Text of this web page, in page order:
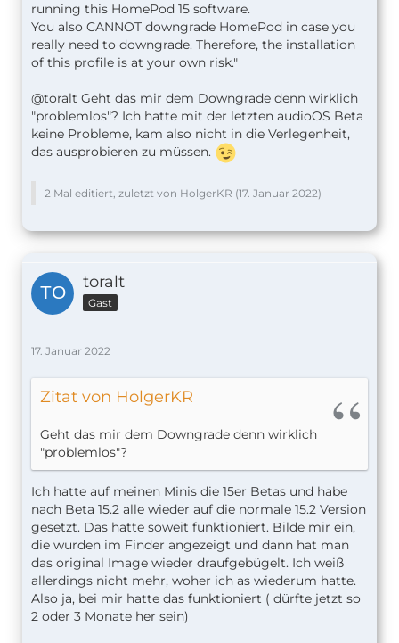
running this HomePod 15 software.
You also CANNOT downgrade HomePod in case you
really need to downgrade. Therefore, the installation
of this profile is at your own risk."
@toralt Geht das mir dem Downgrade denn wirklich
"problemlos"? Ich hatte mit der letzten audioOS Beta
keine Probleme, kam also nicht in die Verlegenheit,
das ausprobieren zu müssen.
2 Mal editiert, zuletzt von HolgerKR (17. Januar 2022)
toralt
Gast
17. Januar 2022
Zitat von HolgerKR
Geht das mir dem Downgrade denn wirklich
"problemlos"?
Ich hatte auf meinen Minis die 15er Betas und habe
nach Beta 15.2 alle wieder auf die normale 15.2 Version
gesetzt. Das hatte soweit funktioniert. Bilde mir ein,
die wurden im Finder angezeigt und dann hat man
das original Image wieder draufgebügelt. Ich weiß
allerdings nicht mehr, woher ich as wiederum hatte.
Also ja, bei mir hatte das funktioniert ( dürfte jetzt so
2 oder 3 Monate her sein)